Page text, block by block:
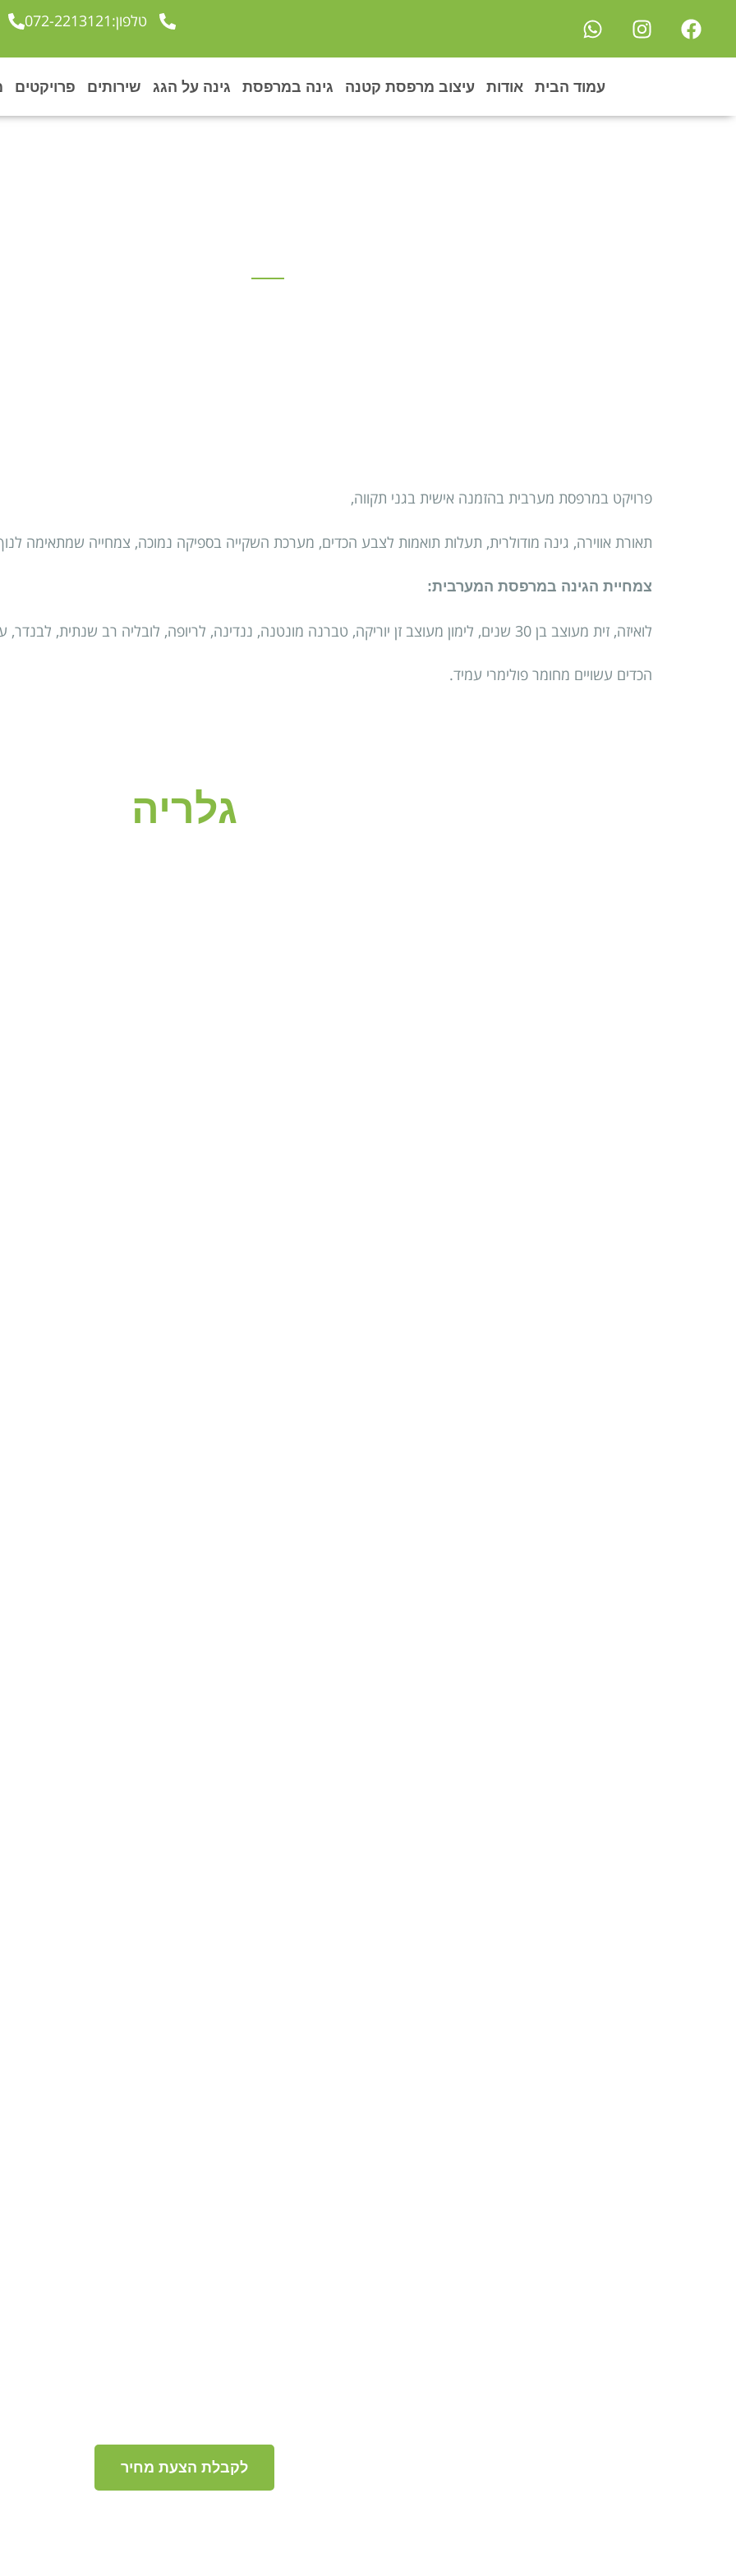
טלפון:072-2213121
עמוד הבית אודות עיצוב מרפסת קטנה גינה במרפסת גינה על הגג שירותים פרויקטים
פרויקט במרפסת מערבית בהזמנה אישית בגני תקווה,
תאורת אווירה, גינה מודולרית, תעלות תואמות לצבע הכדים, מערכת השקייה בספיקה נמוכה, צמחייה שמתאימה
צמחיית הגינה במרפסת המערבית:
לואיזה, זית מעוצב בן 30 שנים, לימון מעוצב זן יוריקה, טברנה מונטנה, ננדינה, לריופה, לובליה רב שנתית, לבנדר, עשבי תיבול.
הכדים עשויים מחומר פולימרי עמיד.
גלריה
לקבלת הצעת מחיר